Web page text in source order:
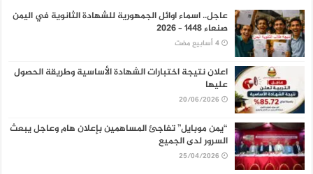
عاجل.. اسماء اوائل الجمهورية للشهادة الثانوية في اليمن
صنعاء 1448 – 2026
اعلان نتيجة اختبارات الشهادة الأساسية وطريقة الحصول
عليها
20/06/2026
“يمن موبايل” تفاجئ المساهمين بإعلان هام وعاجل يبعث
السرور لدى الجميع
25/04/2026